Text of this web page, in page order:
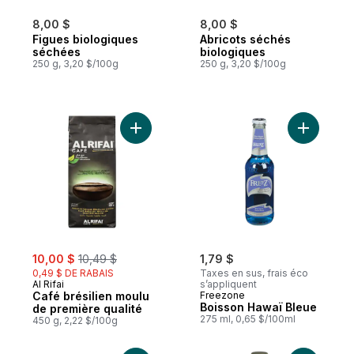
8,00 $
Figues biologiques
séchées
250 g, 3,20 $/100g
8,00 $
Abricots séchés
biologiques
250 g, 3,20 $/100g
sale:
10,00 $ , formerly:
10,49 $
0,49 $ DE RABAIS
Al Rifai
Café brésilien moulu
de première qualité
450 g, 2,22 $/100g
Ajouter Café brésilien moulu de première
1,79 $
Taxes en sus, frais éco
s’appliquent
Freezone
Boisson Hawaï Bleue
275 ml, 0,65 $/100ml
Ajouter